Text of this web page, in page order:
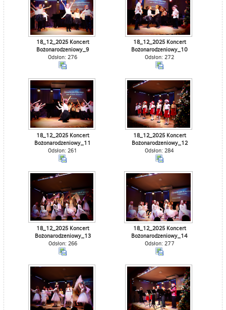
18_12_2025 Koncert
Bożonarodzeniowy_9
Odsłon: 276
18_12_2025 Koncert
Bożonarodzeniowy_10
Odsłon: 272
18_12_2025 Koncert
Bożonarodzeniowy_11
Odsłon: 261
18_12_2025 Koncert
Bożonarodzeniowy_12
Odsłon: 284
18_12_2025 Koncert
Bożonarodzeniowy_13
Odsłon: 266
18_12_2025 Koncert
Bożonarodzeniowy_14
Odsłon: 277